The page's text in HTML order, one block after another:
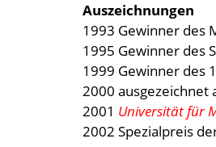
Auszeichnungen
1993 Gewinner des
1995 Gewinner des
1999 Gewinner des
2000 ausgezeichnet
2001 Universität für
2002 Spezialpreis